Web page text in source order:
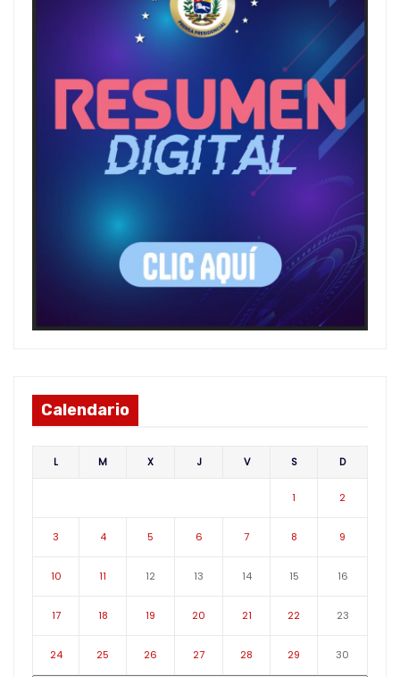
Calendario
L M X J V S D
1 2
3 4 5 6 7 8 9
10 11 12 13 14 15 16
17 18 19 20 21 22 23
24 25 26 27 28 29 30